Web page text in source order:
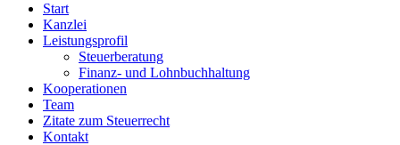
Start
Kanzlei
Leistungsprofil
Steuerberatung
Finanz- und Lohnbuchhaltung
Kooperationen
Team
Zitate zum Steuerrecht
Kontakt